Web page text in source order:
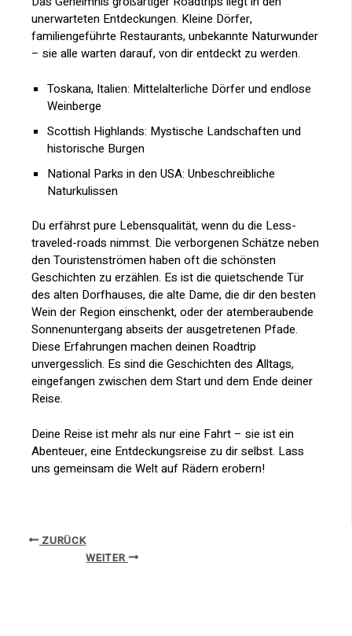
unerwarteten Entdeckungen. Kleine Dörfer,
familiengeführte Restaurants, unbekannte Naturwunder
– sie alle warten darauf, von dir entdeckt zu werden.
Toskana, Italien: Mittelalterliche Dörfer und endlose
Weinberge
Scottish Highlands: Mystische Landschaften und
historische Burgen
National Parks in den USA: Unbeschreibliche
Naturkulissen
Du erfährst pure Lebensqualität, wenn du die Less-
traveled-roads nimmst. Die verborgenen Schätze neben
den Touristenströmen haben oft die schönsten
Geschichten zu erzählen. Es ist die quietschende Tür
des alten Dorfhauses, die alte Dame, die dir den besten
Wein der Region einschenkt, oder der atemberaubende
Sonnenuntergang abseits der ausgetretenen Pfade.
Diese Erfahrungen machen deinen Roadtrip
unvergesslich. Es sind die Geschichten des Alltags,
eingefangen zwischen dem Start und dem Ende deiner
Reise.
Deine Reise ist mehr als nur eine Fahrt – sie ist ein
Abenteuer, eine Entdeckungsreise zu dir selbst. Lass
uns gemeinsam die Welt auf Rädern erobern!
ZURÜCK
WEITER